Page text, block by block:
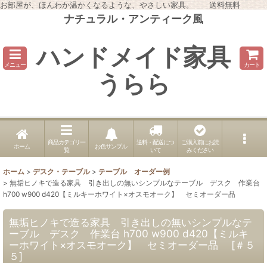
お部屋が、ほんわか温かくなるような、やさしい家具。 送料無料
ナチュラル・アンティーク風
メニュー ハンドメイド家具
うらら
カート
ホーム
商品カテゴリ一
覧
お色サンプル
送料・配送につ
いて
ご購入前にお読
みください
ホーム > デスク・テーブル > テーブル オーダー例
> 無垢ヒノキで造る家具 引き出しの無いシンプルなテーブル デスク 作業台
h700 w900 d420【ミルキーホワイト×オスモオーク】 セミオーダー品
無垢ヒノキで造る家具 引き出しの無いシンプルなテ
ーブル デスク 作業台 h700 w900 d420【ミルキ
ーホワイト×オスモオーク】 セミオーダー品 [＃５
５]